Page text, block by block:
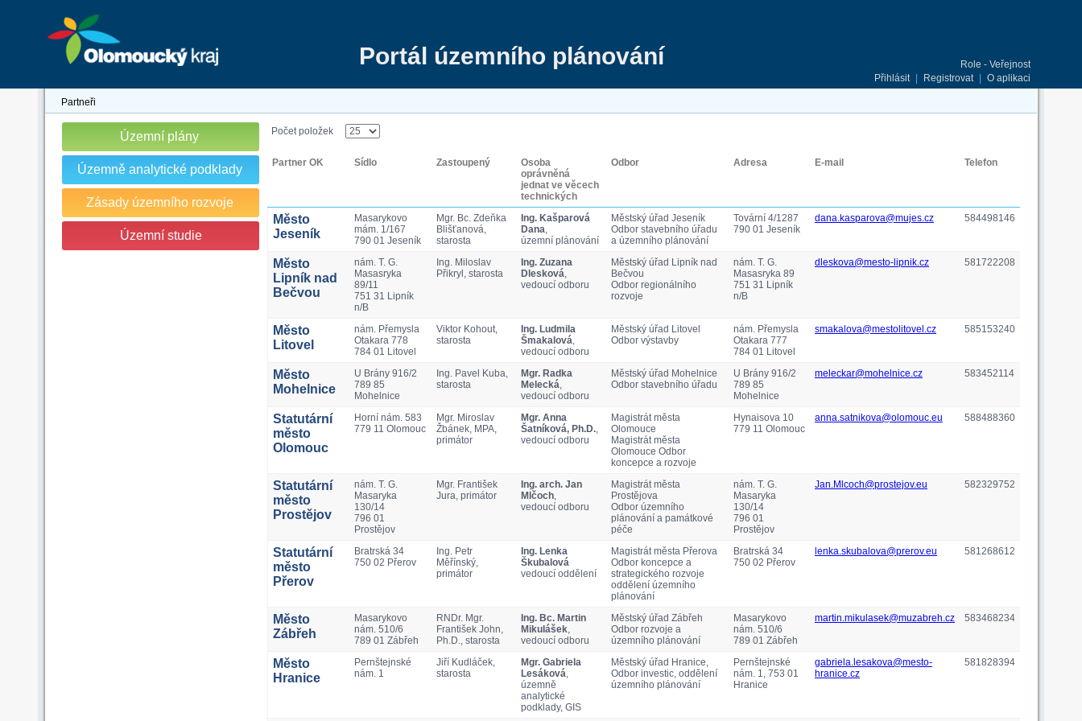
Portál územního plánování
Role - Veřejnost
Přihlásit
Registrovat O aplikaci
Partneři
Územní plány
Územně analytické podklady
Zásady územního rozvoje
Územní studie
Počet položek
Partner OK Sídlo Zastoupený
Osoba
oprávněná
jednat ve věcech
technických
Odbor Adresa E-mail Telefon
Město
Jeseník
Masarykovo
mám. 1/167
790 01 Jeseník
Mgr. Bc. Zdeňka
Blišťanová,
starosta
Ing. Kašparová
Dana,
územní plánování
Městský úřad Jeseník
Odbor stavebního úřadu
a územního plánování
Tovární 4/1287
790 01 Jeseník
dana.kasparova@mujes.cz 584498146
Město
Lipník nad
Bečvou
nám. T. G.
Masasryka
89/11
751 31 Lipník
n/B
Ing. Miloslav
Přikryl, starosta
Ing. Zuzana
Dlesková,
vedoucí odboru
Městský úřad Lipník nad
Bečvou
Odbor regionálního
rozvoje
nám. T. G.
Masasryka 89
751 31 Lipník
n/B
dleskova@mesto-lipnik.cz 581722208
Město
Litovel
nám. Přemysla
Otakara 778
784 01 Litovel
Viktor Kohout,
starosta
Ing. Ludmila
Šmakalová,
vedoucí odboru
Městský úřad Litovel
Odbor výstavby
nám. Přemysla
Otakara 777
784 01 Litovel
smakalova@mestolitovel.cz 585153240
Město
Mohelnice
U Brány 916/2
789 85
Mohelnice
Ing. Pavel Kuba,
starosta
Mgr. Radka
Melecká,
vedoucí odboru
Městský úřad Mohelnice
Odbor stavebního úřadu
U Brány 916/2
789 85
Mohelnice
meleckar@mohelnice.cz 583452114
Statutární
město
Olomouc
Horní nám. 583
779 11 Olomouc
Mgr. Miroslav
Žbánek, MPA,
primátor
Mgr. Anna
Šatníková, Ph.D.,
vedoucí odboru
Magistrát města
Olomouce
Magistrát města
Olomouce Odbor
koncepce a rozvoje
Hynaisova 10
779 11 Olomouc
anna.satnikova@olomouc.eu 588488360
Statutární
město
Prostějov
nám. T. G.
Masaryka
130/14
796 01
Prostějov
Mgr. František
Jura, primátor
Ing. arch. Jan
Mlčoch,
vedoucí odboru
Magistrát města
Prostějova
Odbor územního
plánování a památkové
péče
nám. T. G.
Masaryka
130/14
796 01
Prostějov
Jan.Mlcoch@prostejov.eu 582329752
Statutární
město
Přerov
Bratrská 34
750 02 Přerov
Ing. Petr
Měřínský,
primátor
Ing. Lenka
Škubalová
vedoucí oddělení
Magistrát města Přerova
Odbor koncepce a
strategického rozvoje
oddělení územního
plánování
Bratrská 34
750 02 Přerov
lenka.skubalova@prerov.eu 581268612
Město
Zábřeh
Masarykovo
nám. 510/6
789 01 Zábřeh
RNDr. Mgr.
František John,
Ph.D., starosta
Ing. Bc. Martin
Mikulášek,
vedoucí odboru
Městský úřad Zábřeh
Odbor rozvoje a
územního plánování
Masarykovo
nám. 510/6
789 01 Zábřeh
martin.mikulasek@muzabreh.cz 583468234
Město
Hranice
Pernštejnské
nám. 1
Jiří Kudláček,
starosta
Mgr. Gabriela
Lesáková,
územně
analytické
podklady, GIS
Městský úřad Hranice,
Odbor investic, oddělení
územního plánování
Pernštejnské
nám. 1, 753 01
Hranice
gabriela.lesakova@mesto-
hranice.cz
581828394